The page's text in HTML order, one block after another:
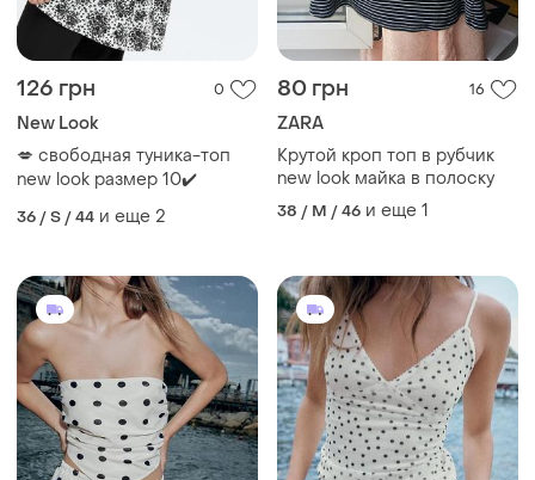
💋 свободная туника-топ
new look размер 10✔️
Крутой кроп топ в рубчик
new look майка в полоску
38 / M / 46 и еще 1